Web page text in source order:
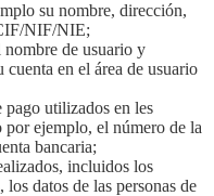
su nombre, dirección,
NIF/NIE;
nombre de usuario y
cuenta en el área de usuario
utilizados en les
por ejemplo, el número de la
bancaria;
incluidos los
datos de las personas de